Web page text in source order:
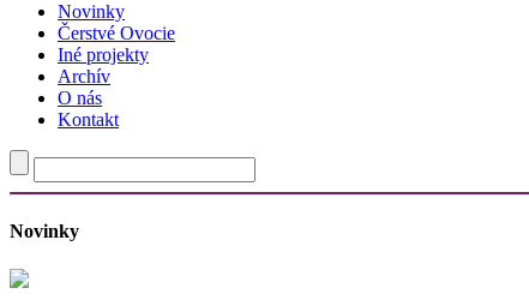
Najnovšie články
Traja tvorcovia, jeden spoločný experiment
Nie je to chaos. Len už nie ste cieľová skupina.
Odev ako priestor pre vlastný príbeh
Od fotografie cez oblečenie k budovaniu komunít a späť
Najnovšie komentáre
Novinky
Čerstvé Ovocie
Iné projekty
Archív
O nás
Kontakt
Novinky